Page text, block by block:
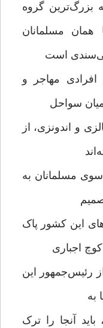
گروه
همان مسلمانان
بی‌سندی است
افرادی مهاجر و
سواحل
و اندونزی، از
مسلمانان به
این کشور پاک
اجباری
رئیس‌جمهور این
به
باید آنجا را ترک